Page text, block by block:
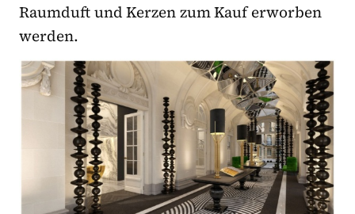
Raumduft und Kerzen zum Kauf erworben
werden.